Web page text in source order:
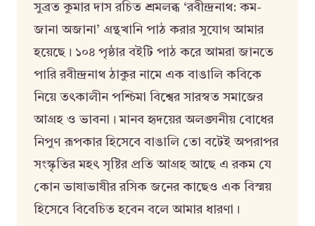
সুব্রত কুমার দাস রচিত শ্রমলব্ধ ‘রবীন্দ্রনাথ: কম-
জানা অজানা’ গ্রন্থখানি পাঠ করার সুযোগ আমার
হয়েছে। ১০৪ পৃষ্ঠার বইটি পাঠ করে আমরা জানতে
পারি রবীন্দ্রনাথ ঠাকুর নামে এক বাঙালি কবিকে
নিয়ে তৎকালীন পশ্চিমা বিশ্বের সারস্বত সমাজের
আগ্রহ ও ভাবনা। মানব হৃদয়ের অলঙ্ঘনীয় বোধের
নিপুণ রূপকার হিসেবে বাঙালি তো বটেই অপরাপর
সংস্কৃতির মহৎ সৃষ্টির প্রতি আগ্রহ আছে এ রকম যে
কোন ভাষাভাষীর রসিক জনের কাছেও এক বিস্ময়
হিসেবে বিবেচিত হবেন বলে আমার ধারণা।